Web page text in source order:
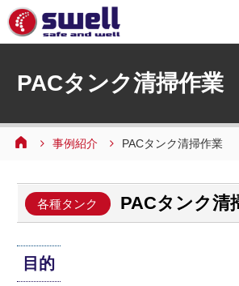
6つの特徴
設備案内
よくあるご質問
採用情報
PACタンク清掃作業
事例紹介 PACタンク清掃作業
各種タンク PACタンク清
目的